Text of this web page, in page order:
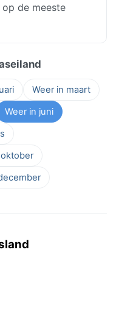
de meeste
Weer in maart
Weer in juni